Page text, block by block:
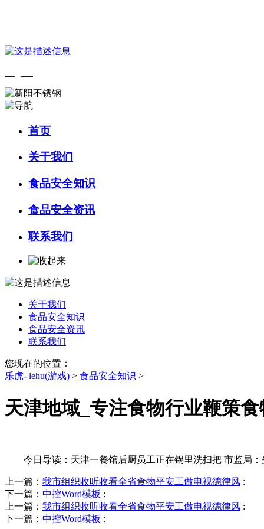
首页
关于我们
食品安全知识
食品安全资讯
联系我们
关于我们
食品安全知识
食品安全资讯
联系我们
您现在的位置：
乐虎- lehu(游戏) > 食品安全知识 >
天津地域_专注食物行业鞭策
今日导读：天津一餐馆后厨员工正在锅里洗扫把 市监局：
上一篇： 我市组织收听收看全省食物平安工做电视德律风 :
下一篇： 中控Word模板 :
上一篇： 我市组织收听收看全省食物平安工做电视德律风 :
下一篇： 中控Word模板 :